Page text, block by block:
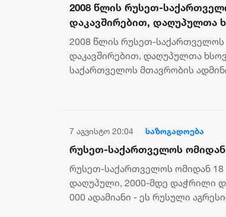
2008 წლის რუსეთ-
დაკავშირებით, დაღუპულთა
ნიშნად, საქართველოს
შენობაზე სახელმწიფო
2008 წლის რუსეთ-
დაკავშირებით, დაღუპულთა
საქართველოს მთავრობის
7 აგვისტო 20:04 საზოგადოება
რუსეთ-საქართველოს ომიდან
რუსეთ-საქართველოს ომიდან 18
დაღუპული, 2000-მდე დაჭრილი
000 ადამიანი - ეს რუსული